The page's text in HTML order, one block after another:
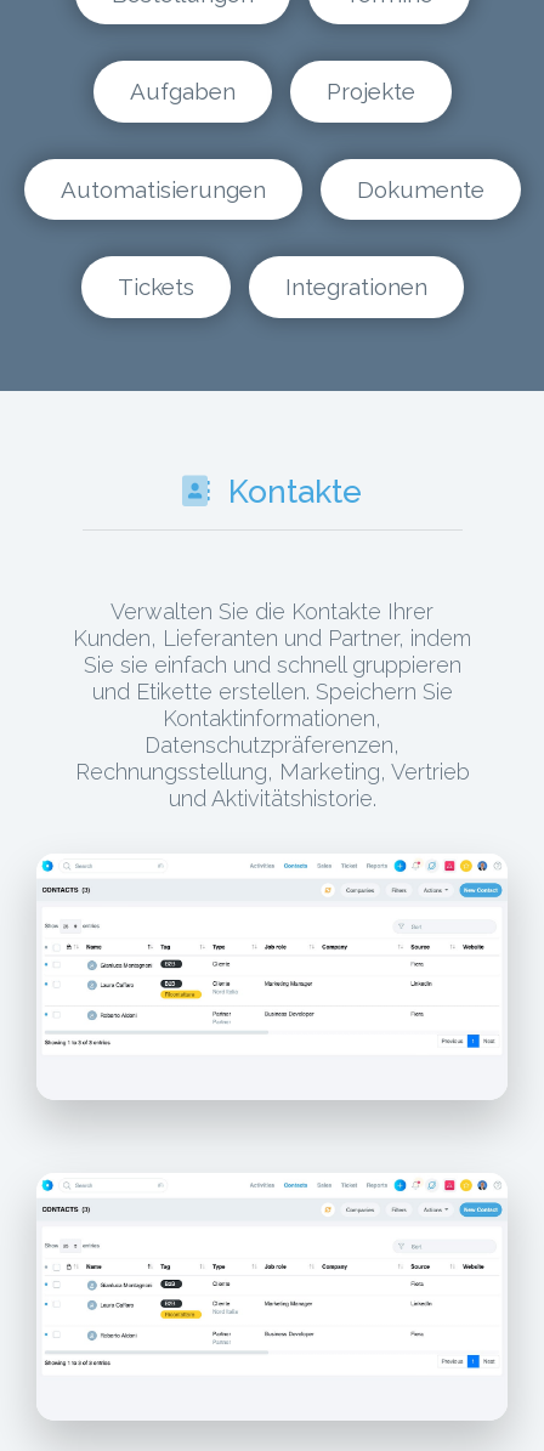
Aufgaben Projekte
Automatisierungen Dokumente
Tickets Integrationen
Kontakte
Verwalten Sie die Kontakte Ihrer
Kunden, Lieferanten und Partner, indem
Sie sie einfach und schnell gruppieren
und Etikette erstellen. Speichern Sie
Kontaktinformationen,
Datenschutzpräferenzen,
Rechnungsstellung, Marketing, Vertrieb
und Aktivitätshistorie.